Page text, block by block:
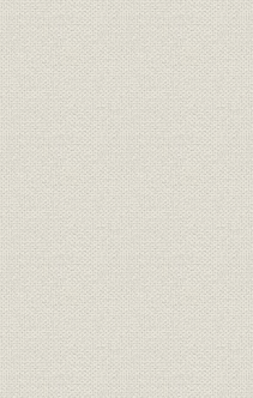
設廃合年月一覧表 大正元年~
管者異動表
期末現在事務所及支所
者異動表
期末支部現員表
期末現在地方別嘱託医
億円達成年表